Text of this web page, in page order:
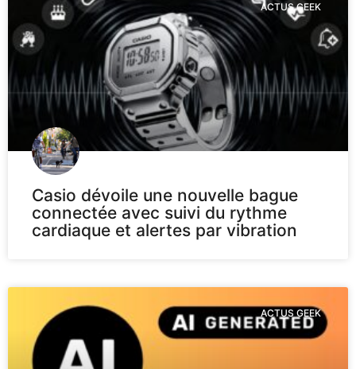
ACTUS GEEK
Casio dévoile une nouvelle bague
connectée avec suivi du rythme
cardiaque et alertes par vibration
ACTUS GEEK